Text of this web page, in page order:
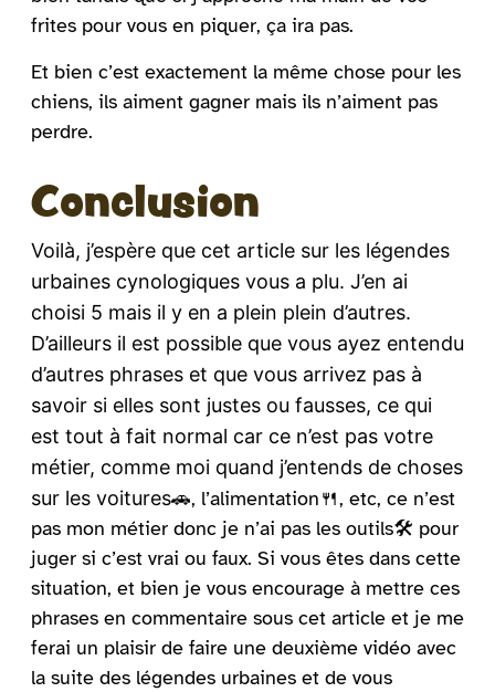
frites pour vous en piquer, ça ira pas.
Et bien c’est exactement la même chose pour les
chiens, ils aiment gagner mais ils n’aiment pas
perdre.
Conclusion
Voilà, j’espère que cet article sur les légendes
urbaines cynologiques vous a plu. J’en ai
choisi 5 mais il y en a plein plein d’autres.
D’ailleurs il est possible que vous ayez entendu
d’autres phrases et que vous arrivez pas à
savoir si elles sont justes ou fausses, ce qui
est tout à fait normal car ce n’est pas votre
métier, comme moi quand j’entends de choses
sur les voitures🚗, l’alimentation🍴, etc, ce n’est
pas mon métier donc je n’ai pas les outils🛠️ pour
juger si c’est vrai ou faux. Si vous êtes dans cette
situation, et bien je vous encourage à mettre ces
phrases en commentaire sous cet article et je me
ferai un plaisir de faire une deuxième vidéo avec
la suite des légendes urbaines et de vous